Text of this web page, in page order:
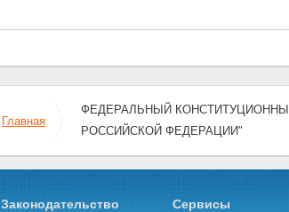
Главная
ФЕДЕРАЛЬНЫЙ КОНСТИТУЦИОННЫЙ
РОССИЙСКОЙ ФЕДЕРАЦИИ"
Законодательство Сервисы